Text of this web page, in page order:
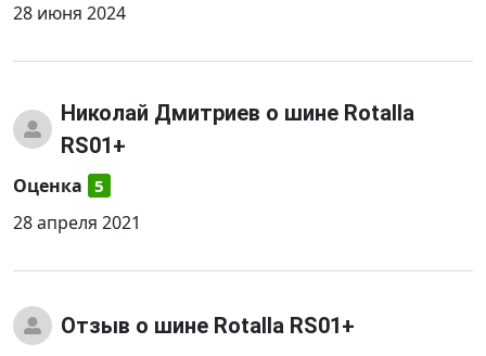
28 июня 2024
Николай Дмитриев о шине Rotalla
RS01+
Оценка 5
28 апреля 2021
Отзыв о шине Rotalla RS01+